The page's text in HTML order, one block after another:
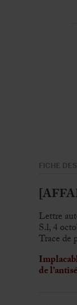
FICHE
Lettre
S.l, 4
Trace de
de